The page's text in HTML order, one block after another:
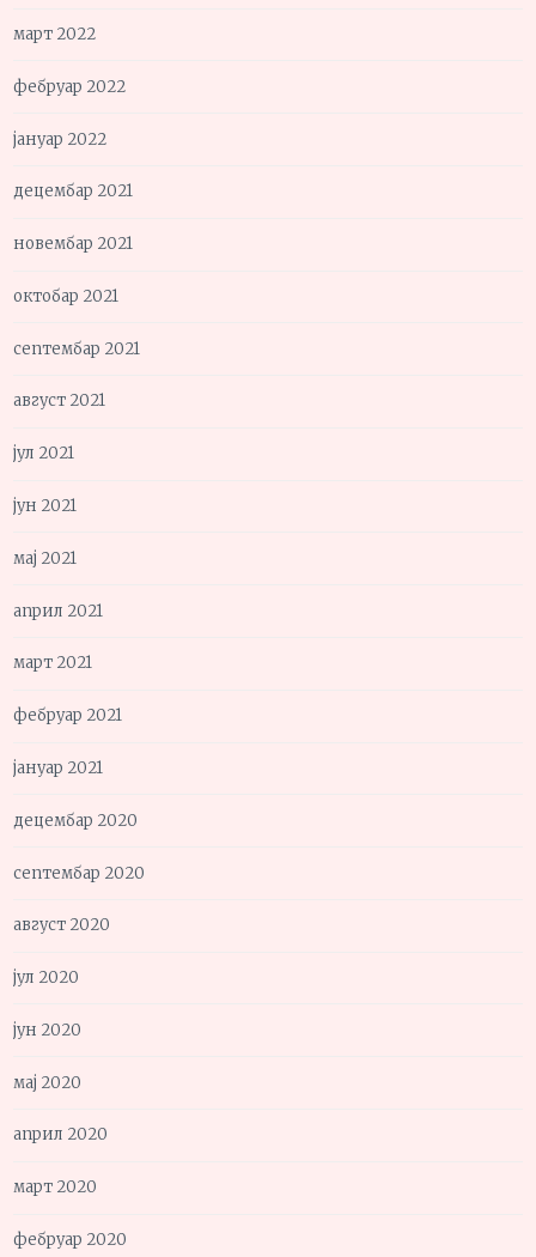
март 2022
фебруар 2022
јануар 2022
децембар 2021
новембар 2021
октобар 2021
септембар 2021
август 2021
јул 2021
јун 2021
мај 2021
април 2021
март 2021
фебруар 2021
јануар 2021
децембар 2020
септембар 2020
август 2020
јул 2020
јун 2020
мај 2020
април 2020
март 2020
фебруар 2020